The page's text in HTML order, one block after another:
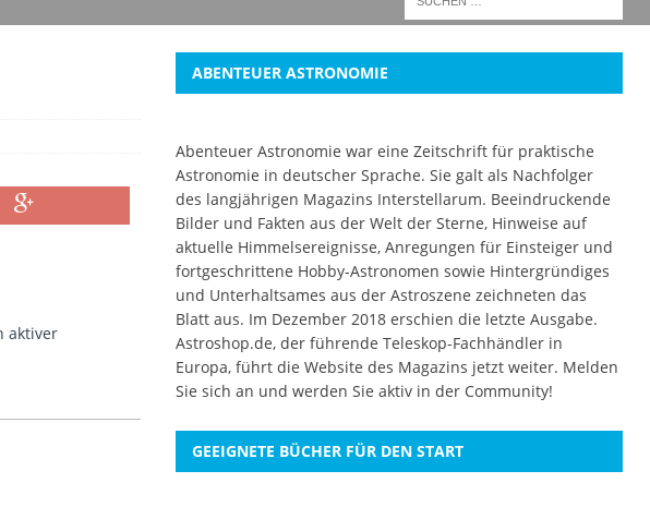
aktiver
ABENTEUER ASTRONOMIE
Abenteuer Astronomie war eine Zeitschrift für praktische
Astronomie in deutscher Sprache. Sie galt als Nachfolger
des langjährigen Magazins Interstellarum. Beeindruckende
Bilder und Fakten aus der Welt der Sterne, Hinweise auf
aktuelle Himmelsereignisse, Anregungen für Einsteiger und
fortgeschrittene Hobby-Astronomen sowie Hintergründiges
und Unterhaltsames aus der Astroszene zeichneten das
Blatt aus. Im Dezember 2018 erschien die letzte Ausgabe.
Astroshop.de, der führende Teleskop-Fachhändler in
Europa, führt die Website des Magazins jetzt weiter. Melden
Sie sich an und werden Sie aktiv in der Community!
GEEIGNETE BÜCHER FÜR DEN START